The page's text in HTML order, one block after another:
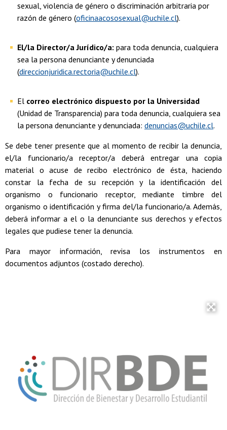
sexual, violencia de género o discriminación arbitraria por
razón de género (oficinaacososexual@uchile.cl).
El/la Director/a Jurídico/a: para toda denuncia, cualquiera
sea la persona denunciante y denunciada
(direccionjuridica.rectoria@uchile.cl).
El correo electrónico dispuesto por la Universidad
(Unidad de Transparencia) para toda denuncia, cualquiera sea
la persona denunciante y denunciada: denuncias@uchile.cl.
Se debe tener presente que al momento de recibir la denuncia,
el/la funcionario/a receptor/a deberá entregar una copia
material o acuse de recibo electrónico de ésta, haciendo
constar la fecha de su recepción y la identificación del
organismo o funcionario receptor, mediante timbre del
organismo o identificación y firma del/la funcionario/a. Además,
deberá informar a el o la denunciante sus derechos y efectos
legales que pudiese tener la denuncia.
Para mayor información, revisa los instrumentos en
documentos adjuntos (costado derecho).